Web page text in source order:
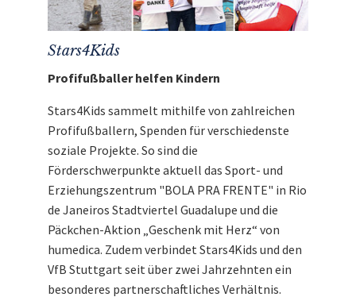
Stars4Kids
Profifußballer helfen Kindern
Stars4Kids sammelt mithilfe von zahlreichen
Profifußballern, Spenden für verschiedenste
soziale Projekte. So sind die
Förderschwerpunkte aktuell das Sport- und
Erziehungszentrum "BOLA PRA FRENTE" in Rio
de Janeiros Stadtviertel Guadalupe und die
Päckchen-Aktion „Geschenk mit Herz“ von
humedica. Zudem verbindet Stars4Kids und den
VfB Stuttgart seit über zwei Jahrzehnten ein
besonderes partnerschaftliches Verhältnis.